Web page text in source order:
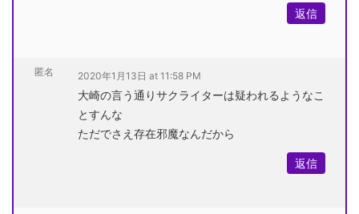
返信
匿名 2020年1月13日 at 11:58 PM
大崎の言う通りサクライターは疑われるようなこ
とすんな
ただでさえ存在邪魔なんだから
返信